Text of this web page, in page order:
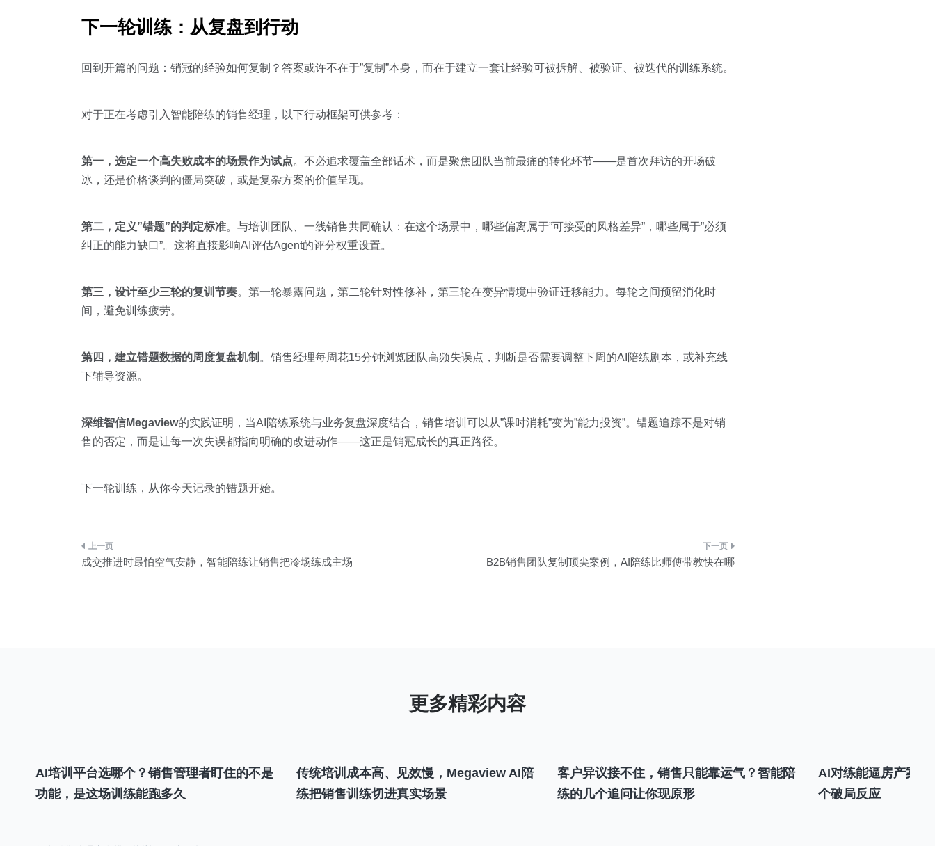
下一轮训练：从复盘到行动
回到开篇的问题：销冠的经验如何复制？答案或许不在于”复制”本身，而在于建立一套让经验可被拆解、被验证、被迭代的训练系统。
对于正在考虑引入智能陪练的销售经理，以下行动框架可供参考：
第一，选定一个高失败成本的场景作为试点。不必追求覆盖全部话术，而是聚焦团队当前最痛的转化环节——是首次拜访的开场破
冰，还是价格谈判的僵局突破，或是复杂方案的价值呈现。
第二，定义”错题”的判定标准。与培训团队、一线销售共同确认：在这个场景中，哪些偏离属于”可接受的风格差异”，哪些属于”必须
纠正的能力缺口”。这将直接影响AI评估Agent的评分权重设置。
第三，设计至少三轮的复训节奏。第一轮暴露问题，第二轮针对性修补，第三轮在变异情境中验证迁移能力。每轮之间预留消化时
间，避免训练疲劳。
第四，建立错题数据的周度复盘机制 。销售经理每周花15分钟浏览团队高频失误点，判断是否需要调整下周的AI陪练剧本，或补充线
下辅导资源。
深维智信Megaview的实践证明，当AI陪练系统与业务复盘深度结合，销售培训可以从”课时消耗”变为”能力投资”。错题追踪不是对销
售的否定，而是让每一次失误都指向明确的改进动作——这正是销冠成长的真正路径。
下一轮训练，从你今天记录的错题开始。
文
成交推进时最怕空气安静，智能陪练让销售把冷场练成主场 B2B销售团队复制顶尖案例，AI陪练比师傅带教快在哪
AI培训平台选哪个？销售管理者盯住的不是
功能，是这场训练能跑多久
传统培训成本高、见效慢，Megaview AI陪
练把销售训练切进真实场景
客户异议接不住，销售只能靠运气？智能陪
练的几个追问让你现原形
AI对练能逼房产案
个破局反应